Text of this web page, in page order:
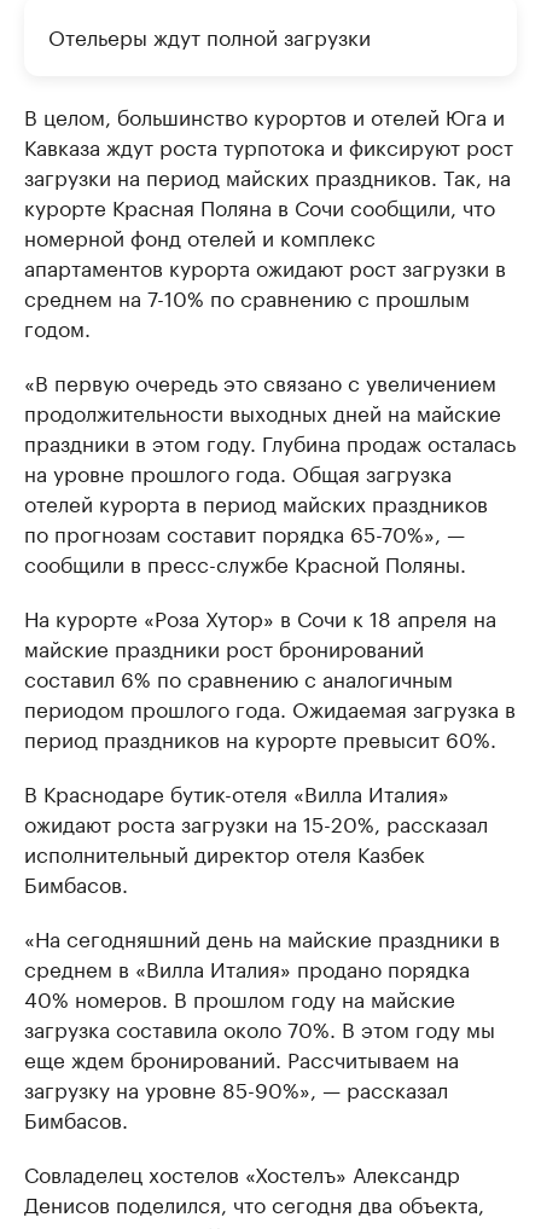
Отельеры ждут полной загрузки
В целом, большинство курортов и отелей Юга и
Кавказа ждут роста турпотока и фиксируют рост
загрузки на период майских праздников. Так, на
курорте Красная Поляна в Сочи сообщили, что
номерной фонд отелей и комплекс
апартаментов курорта ожидают рост загрузки в
среднем на 7-10% по сравнению с прошлым
годом.
«В первую очередь это связано с увеличением
продолжительности выходных дней на майские
праздники в этом году. Глубина продаж осталась
на уровне прошлого года. Общая загрузка
отелей курорта в период майских праздников
по прогнозам составит порядка 65-70%», —
сообщили в пресс-службе Красной Поляны.
На курорте «Роза Хутор» в Сочи к 18 апреля на
майские праздники рост бронирований
составил 6% по сравнению с аналогичным
периодом прошлого года. Ожидаемая загрузка в
период праздников на курорте превысит 60%.
В Краснодаре бутик-отеля «Вилла Италия»
ожидают роста загрузки на 15-20%, рассказал
исполнительный директор отеля Казбек
Бимбасов.
«На сегодняшний день на майские праздники в
среднем в «Вилла Италия» продано порядка
40% номеров. В прошлом году на майские
загрузка составила около 70%. В этом году мы
еще ждем бронирований. Рассчитываем на
загрузку на уровне 85-90%», — рассказал
Бимбасов.
Совладелец хостелов «Хостелъ» Александр
Денисов поделился, что сегодня два объекта,